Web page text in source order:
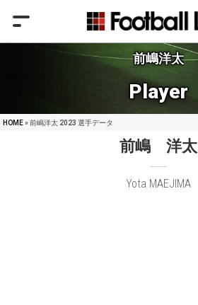
前嶋洋太
Player
HOME» 前嶋洋太 2023 選手データ
前嶋 洋太
Yota MAEJIMA